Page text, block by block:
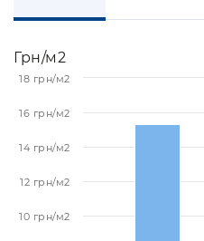
Грн/м2
10 грн/м2
12 грн/м2
14 грн/м2
16 грн/м2
18 грн/м2